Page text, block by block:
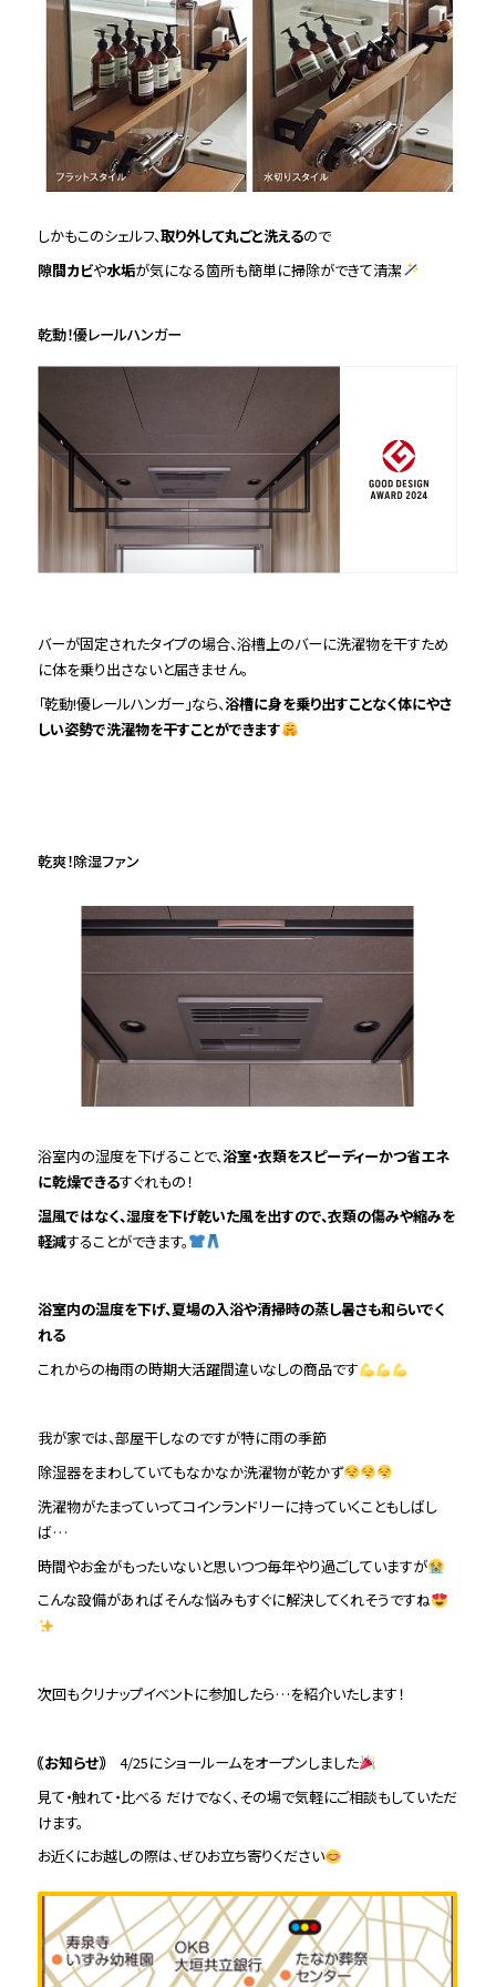
しかもこのシェルフ、取り外して丸ごと洗えるので
隙間カビや水垢が気になる箇所も簡単に掃除ができて清潔
乾動！優レールハンガー
バーが固定されたタイプの場合、浴槽上のバーに洗濯物を干すため
に体を乗り出さないと届きません。
「乾動!優レールハンガー」なら、浴槽に身を乗り出すことなく体にやさ
しい姿勢で洗濯物を干すことができます
乾爽！除湿ファン
浴室内の湿度を下げることで、浴室・衣類をスピーディーかつ省エネ
に乾燥できるすぐれもの！
温風ではなく、湿度を下げ乾いた風を出すので、衣類の傷みや縮みを
軽減することができます。
浴室内の温度を下げ、夏場の入浴や清掃時の蒸し暑さも和らいでく
れる
これからの梅雨の時期大活躍間違いなしの商品です
我が家では、部屋干しなのですが特に雨の季節
除湿器をまわしていてもなかなか洗濯物が乾かず
洗濯物がたまっていってコインランドリーに持っていくこともしばし
ば…
時間やお金がもったいないと思いつつ毎年やり過ごしていますが
こんな設備があればそんな悩みもすぐに解決してくれそうですね
次回もクリナップイベントに参加したら…を紹介いたします！
｟お知らせ｠4/25にショールームをオープンしました
見て・触れて・比べる だけでなく、その場で気軽にご相談もしていただ
けます。
お近くにお越しの際は、ぜひお立ち寄りください